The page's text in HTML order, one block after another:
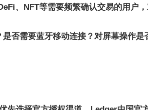
、NFT等需要频繁确认交易的用户，
需要蓝牙移动连接？对屏幕操作